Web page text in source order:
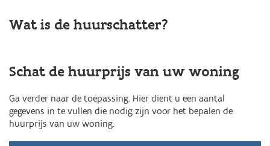
Wat is de huurschatter?
Schat de huurprijs van uw woning
Ga verder naar de toepassing. Hier dient u een aantal
gegevens in te vullen die nodig zijn voor het bepalen de
huurprijs van uw woning.